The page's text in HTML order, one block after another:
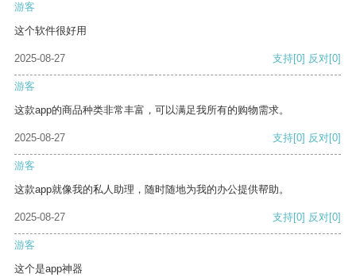
游客
这个软件很好用
2025-08-27 支持[0] 反对[0]
游客
这款app的商品种类非常丰富，可以满足我所有的购物需求。
2025-08-27 支持[0] 反对[0]
游客
这款app就像我的私人助理，随时随地为我的办公提供帮助。
2025-08-27 支持[0] 反对[0]
游客
这个是app神器